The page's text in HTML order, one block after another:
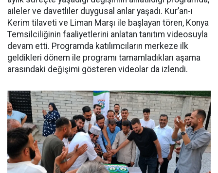
aileler ve davetliler duygusal anlar yaşadı. Kur’an-ı
Kerim tilaveti ve Liman Marşı ile başlayan tören, Konya
Temsilciliğinin faaliyetlerini anlatan tanıtım videosuyla
devam etti. Programda katılımcıların merkeze ilk
geldikleri dönem ile programı tamamladıkları aşama
arasındaki değişimi gösteren videolar da izlendi.